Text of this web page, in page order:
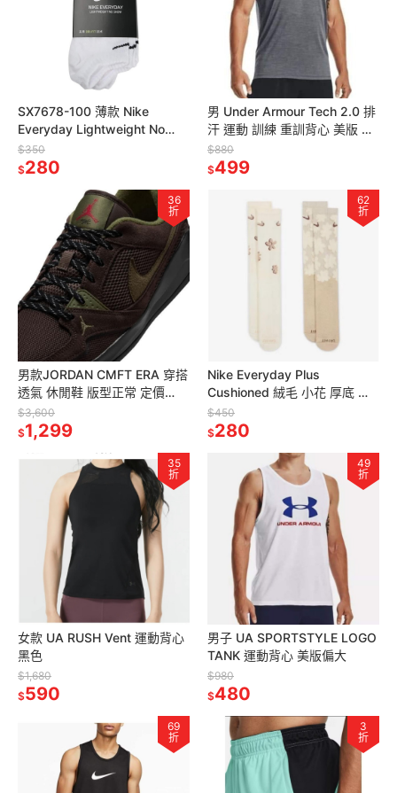
SX7678-100 薄款 Nike
Everyday Lightweight No
Show 白 踝襪
$350
$280
男 Under Armour Tech 2.0 排
汗 運動 訓練 重訓背心 美版 定
價880
$880
$499
36
折
男款JORDAN CMFT ERA 穿搭
透氣 休閒鞋 版型正常 定價
3600
$3,600
$1,299
62
折
Nike Everyday Plus
Cushioned 絨毛 小花 厚底 中
筒襪 約到小腿肚 休閒襪 二雙一
組
$450
$280
35
折
女款 UA RUSH Vent 運動背心
黑色
$1,680
$590
49
折
男子 UA SPORTSTYLE LOGO
TANK 運動背心 美版偏大
$980
$480
69
折
3
折